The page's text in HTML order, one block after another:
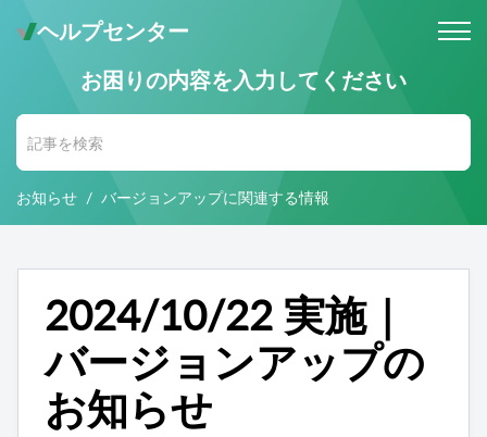
ヘルプセンター
メールでのお問い合わせ
お電話・ Web会議にて対応いたします。
お困りの内容を入力してください
お知らせ バージョンアップに関連する情報
2024/10/22 実施｜
バージョンアップの
お知らせ